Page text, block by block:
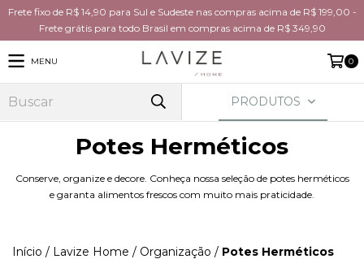
Frete fixo de R$ 14,90 para Sul e Sudeste nas compras acima de R$ 199,00 -
Frete grátis para todo Brasil em compras acima de R$ 349,90
MENU 0
PRODUTOS
Potes Herméticos
Conserve, organize e decore. Conheça nossa seleção de potes herméticos
e garanta alimentos frescos com muito mais praticidade.
Início / Lavize Home / Organização / Potes Herméticos